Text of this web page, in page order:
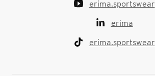
erima.sportswear
erima
erima.sportswear